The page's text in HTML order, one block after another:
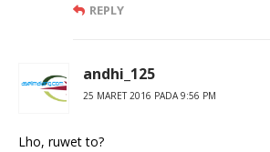
REPLY
andhi_125
25 MARET 2016 PADA 9:56 PM
Lho, ruwet to?